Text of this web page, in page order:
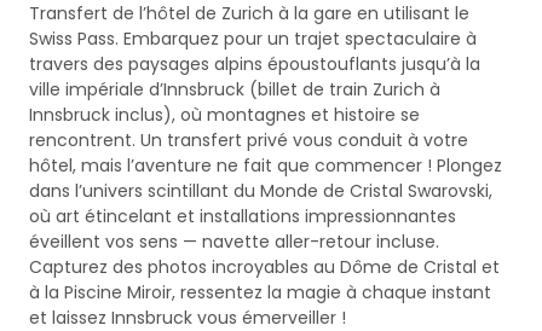
Transfert de l’hôtel de Zurich à la gare en utilisant le
Swiss Pass. Embarquez pour un trajet spectaculaire à
travers des paysages alpins époustouflants jusqu’à la
ville impériale d’Innsbruck (billet de train Zurich à
Innsbruck inclus), où montagnes et histoire se
rencontrent. Un transfert privé vous conduit à votre
hôtel, mais l’aventure ne fait que commencer ! Plongez
dans l’univers scintillant du Monde de Cristal Swarovski,
où art étincelant et installations impressionnantes
éveillent vos sens — navette aller-retour incluse.
Capturez des photos incroyables au Dôme de Cristal et
à la Piscine Miroir, ressentez la magie à chaque instant
et laissez Innsbruck vous émerveiller !